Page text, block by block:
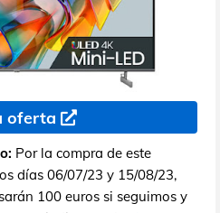
oferta
Por la compra de este
días 06/07/23 y 15/08/23,
100 euros si seguimos y